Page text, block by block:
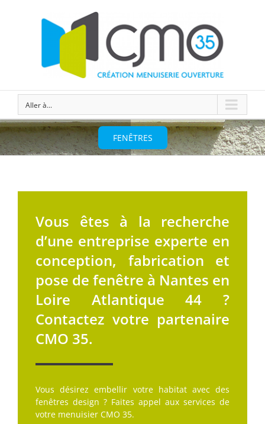
Aller à...
FENÊTRES
Vous êtes à la recherche
d’une entreprise experte en
conception, fabrication et
pose de fenêtre à Nantes en
Loire Atlantique 44 ?
Contactez votre partenaire
CMO 35.
Vous désirez embellir votre habitat avec des
fenêtres design ? Faites appel aux services de
votre menuisier CMO 35.